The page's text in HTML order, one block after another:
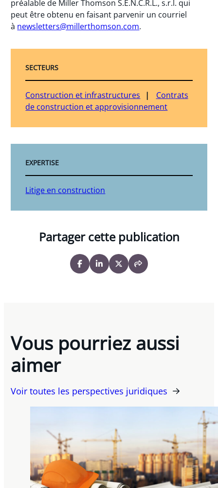
préalable de Miller Thomson S.E.N.C.R.L., s.r.l. qui
peut être obtenu en faisant parvenir un courriel
à newsletters@millerthomson.com.
SECTEURS
Construction et infrastructures
Contrats
de construction et approvisionnement
EXPERTISE
Litige en construction
Partager cette publication
Vous pourriez aussi
aimer
Voir toutes les perspectives juridiques